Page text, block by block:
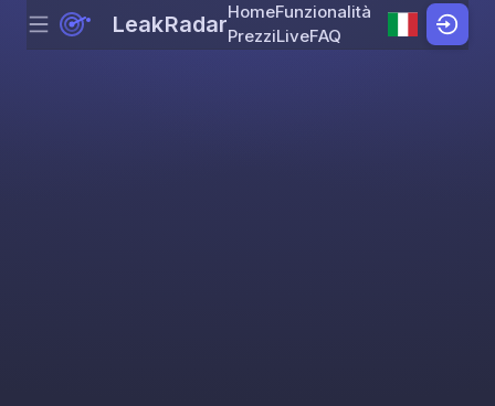
Skip to content
Menu LeakRadarHomeFunzionalità
PrezziLiveFAQ